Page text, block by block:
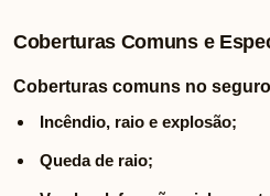
Coberturas Comuns e
Coberturas comuns no
Incêndio, raio e explosão;
Queda de raio;